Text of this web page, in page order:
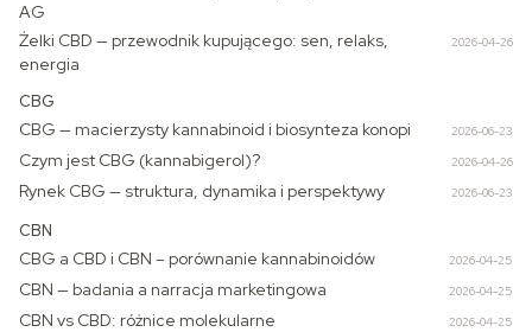
AG
Żelki CBD — przewodnik kupującego: sen, relaks,
energia
2026-04-26
CBG
CBG — macierzysty kannabinoid i biosynteza konopi 2026-06-23
Czym jest CBG (kannabigerol)? 2026-04-26
Rynek CBG — struktura, dynamika i perspektywy 2026-06-23
CBN
CBG a CBD i CBN – porównanie kannabinoidów 2026-04-25
CBN — badania a narracja marketingowa 2026-04-25
CBN vs CBD: różnice molekularne 2026-04-25